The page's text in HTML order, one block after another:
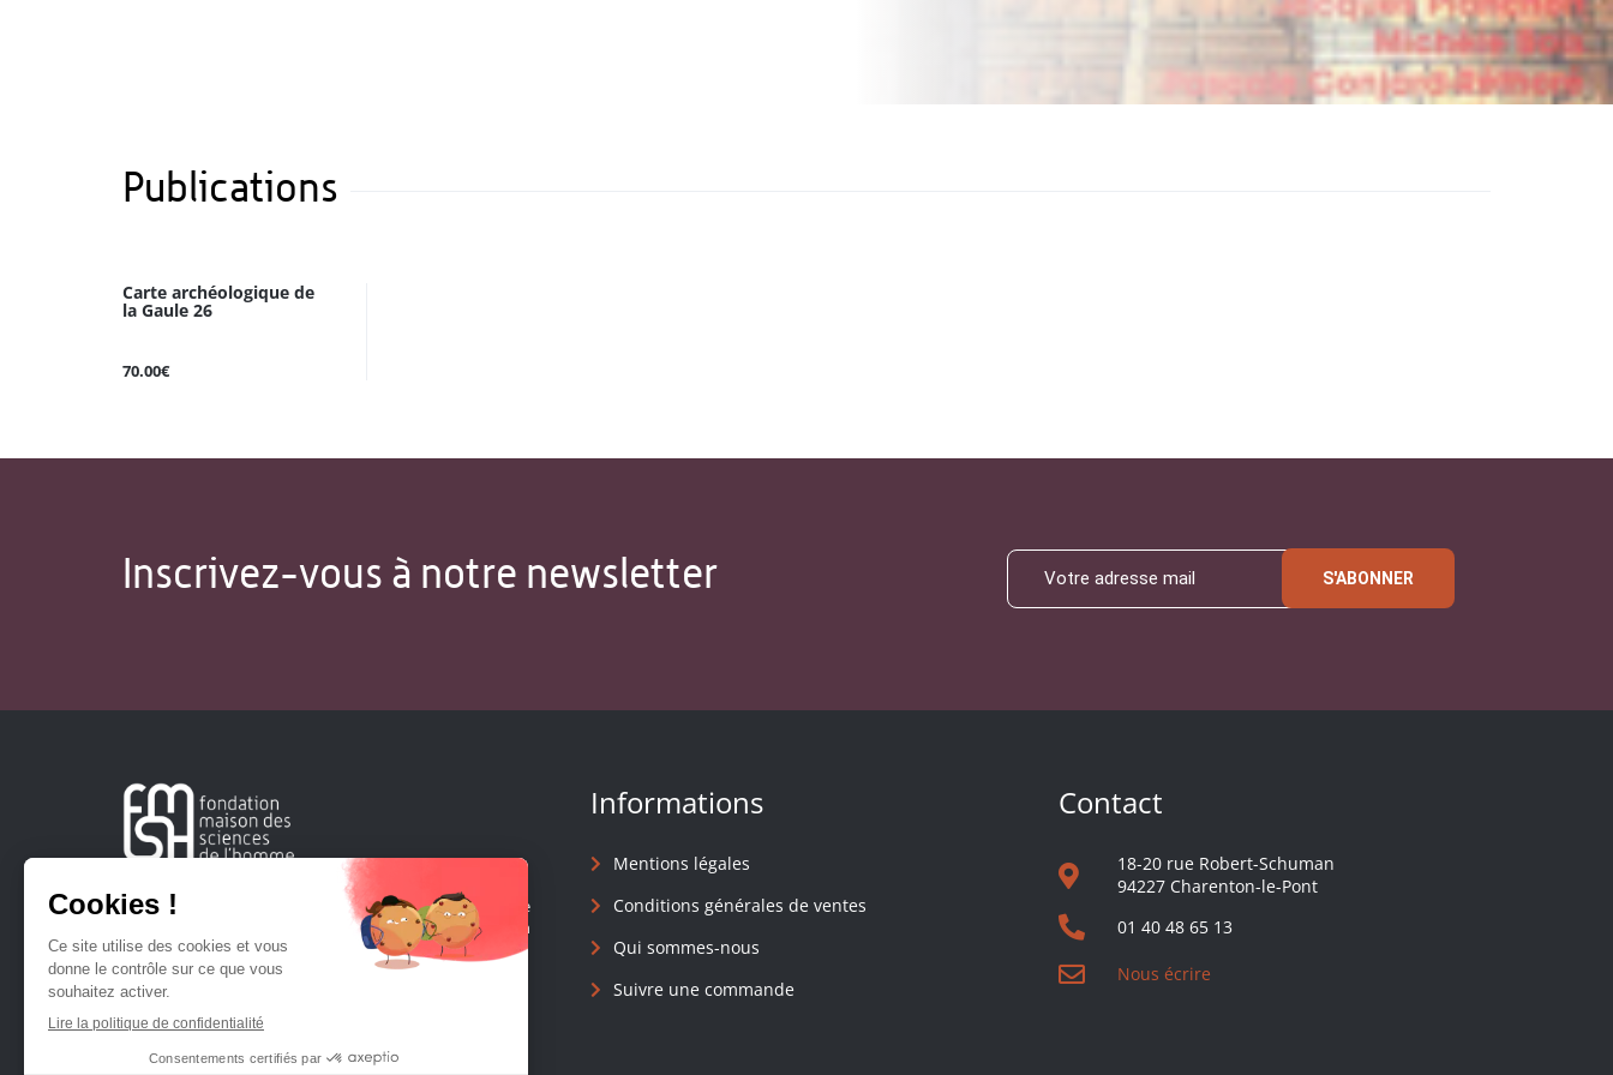
Publications
Carte archéologique de
la Gaule 26
70.00€
Inscrivez-vous à notre newsletter S'ABONNER
Créée en 1963, la Fondation Maison Sciences de l'Homme
soutient la recherche et la diffusion des connaissances en
sciences humaines et sociales.
Informations
Mentions légales
Conditions générales de ventes
Qui sommes-nous
Suivre une commande
Contact
18-20 rue Robert-Schuman
94227 Charenton-le-Pont
01 40 48 65 13
Nous écrire